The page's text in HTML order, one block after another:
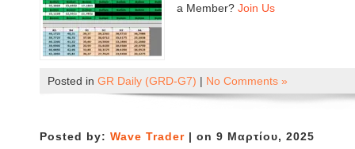
a Member? Join Us
Posted in GR Daily (GRD-G7) | No Comments »
Posted by: Wave Trader | on 9 Μαρτίου, 2025